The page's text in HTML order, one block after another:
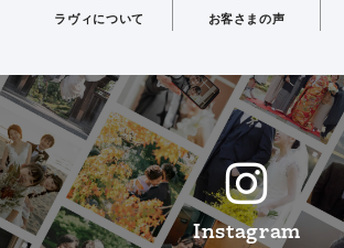
ラヴィについて お客さまの声
Instagram